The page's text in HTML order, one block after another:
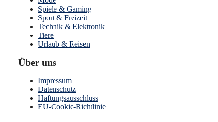
Spiele & Gaming
Sport & Freizeit
Technik & Elektronik
Tiere
Urlaub & Reisen
Über uns
Impressum
Datenschutz
Haftungsausschluss
EU-Cookie-Richtlinie